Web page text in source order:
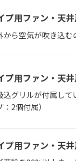
プ用ファン・天
から空気が吹き込む
プ用ファン・天
込グリルが付属し
：2個付属）
プ用ファン・天